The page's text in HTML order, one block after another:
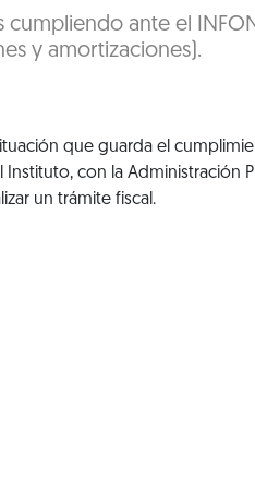
ante el
y amortizaciones).
que guarda el
con la Administración
un trámite fiscal.